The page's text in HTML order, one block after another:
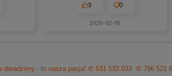
WARTO TUTAJ
3 0
2026-02-16
doradzimy - to nasza pasja!✆ 531 533 033 ✆ 796 521